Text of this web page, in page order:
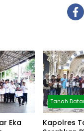
Eka
Tanah
Kapolres